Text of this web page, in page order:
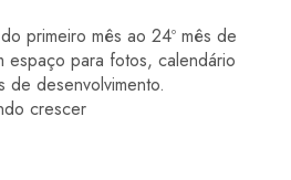
primeiro mês ao 24º mês de
espaço para fotos, calendário
de desenvolvimento.
crescer